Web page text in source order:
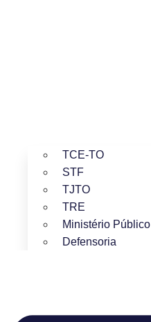
TCE-TO
STF
TJTO
TRE
Ministério Público
Defensoria